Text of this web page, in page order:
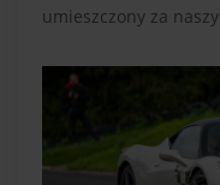
umieszczony za